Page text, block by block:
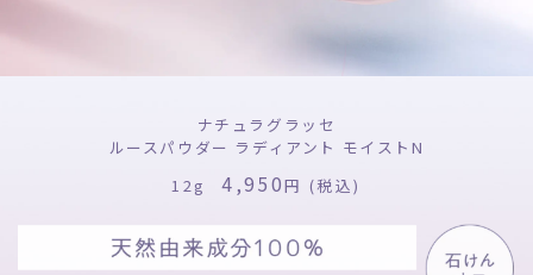
ナチュラグラッセ
ルースパウダー ラディアント モイストN
12g
4,950円 (税込)